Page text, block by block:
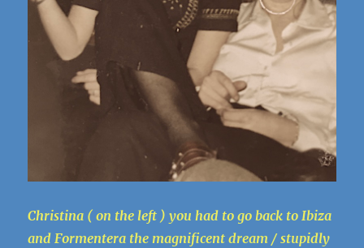
Christina ( on the left ) you had to go back to Ibiza
and Formentera the magnificent dream / stupidly